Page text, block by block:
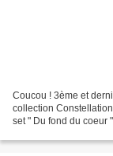
Coucou ! 3ème et
collection
set " Du fond du coeur